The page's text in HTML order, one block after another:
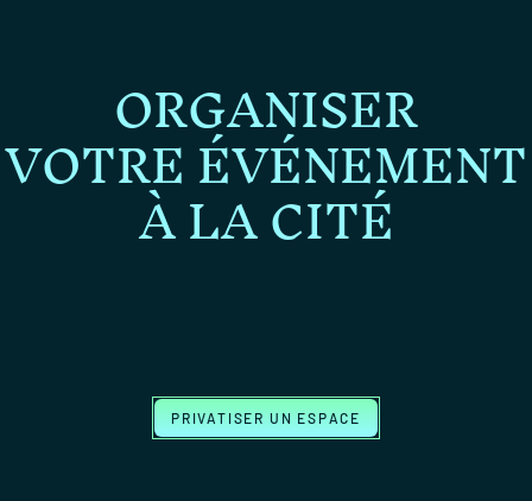
ORGANISER
VOTRE ÉVÉNEMENT
À LA CITÉ
PRIVATISER UN ESPACE